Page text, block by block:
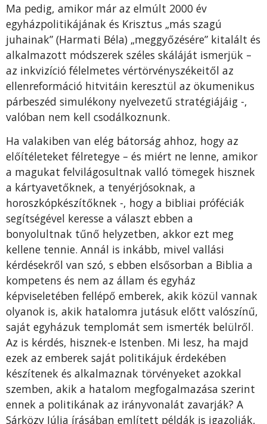
Ma pedig, amikor már az elmúlt 2000 év
egyházpolitikájának és Krisztus „más szagú
juhainak” (Harmati Béla) „meggyőzésére” kitalált és
alkalmazott módszerek széles skáláját ismerjük –
az inkvizíció félelmetes vértörvényszékeitől az
ellenreformáció hitvitáin keresztül az ökumenikus
párbeszéd simulékony nyelvezetű stratégiájáig -,
valóban nem kell csodálkoznunk.
Ha valakiben van elég bátorság ahhoz, hogy az
előítéleteket félretegye – és miért ne lenne, amikor
a magukat felvilágosultnak valló tömegek hisznek
a kártyavetőknek, a tenyérjósoknak, a
horoszkópkészítőknek -, hogy a bibliai próféciák
segítségével keresse a választ ebben a
bonyolultnak tűnő helyzetben, akkor ezt meg
kellene tennie. Annál is inkább, mivel vallási
kérdésekről van szó, s ebben elsősorban a Biblia a
kompetens és nem az állam és egyház
képviseletében fellépő emberek, akik közül vannak
olyanok is, akik hatalomra jutásuk előtt valószínű,
saját egyházuk templomát sem ismerték belülről.
Az is kérdés, hisznek-e Istenben. Mi lesz, ha majd
ezek az emberek saját politikájuk érdekében
készítenek és alkalmaznak törvényeket azokkal
szemben, akik a hatalom megfogalmazása szerint
ennek a politikának az irányvonalát zavarják? A
Sárközy Júlia írásában említett példák is igazolják,